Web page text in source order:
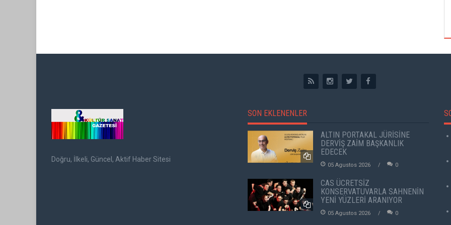
Doğru, İlkeli, Güncel, Aktif Haber Sitesi
SON EKLENENLER
ALTIN PORTAKAL JÜRİSİNE
DERVİŞ ZAİM BAŞKANLIK
EDECEK
05 Agustos 2026 0
CAS ÜCRETSİZ
KONSERVATUVARLA SAHNENİN
YENİ YÜZLERİ ARANIYOR
05 Agustos 2026 0